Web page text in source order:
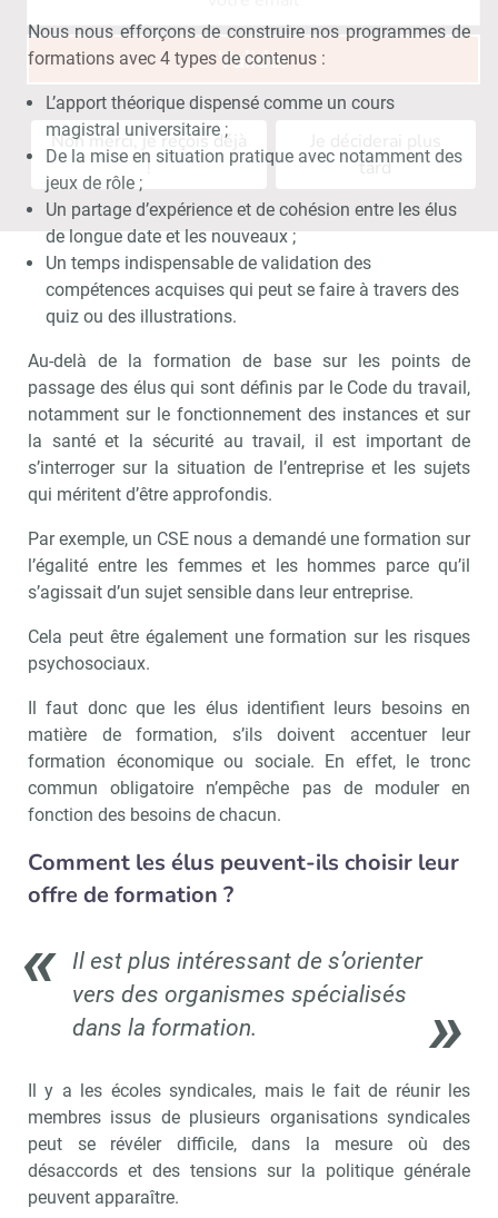
Nous nous efforçons de construire nos programmes de
formations avec 4 types de contenus :
L’apport théorique dispensé comme un cours
magistral universitaire ;
De la mise en situation pratique avec notamment des
jeux de rôle ;
Un partage d’expérience et de cohésion entre les élus
de longue date et les nouveaux ;
Un temps indispensable de validation des
compétences acquises qui peut se faire à travers des
quiz ou des illustrations.
Au-delà de la formation de base sur les points de
passage des élus qui sont définis par le Code du travail,
notamment sur le fonctionnement des instances et sur
la santé et la sécurité au travail, il est important de
s’interroger sur la situation de l’entreprise et les sujets
qui méritent d’être approfondis.
Par exemple, un CSE nous a demandé une formation sur
l’égalité entre les femmes et les hommes parce qu’il
s’agissait d’un sujet sensible dans leur entreprise.
Cela peut être également une formation sur les risques
psychosociaux.
Il faut donc que les élus identifient leurs besoins en
matière de formation, s’ils doivent accentuer leur
formation économique ou sociale. En effet, le tronc
commun obligatoire n’empêche pas de moduler en
fonction des besoins de chacun.
Comment les élus peuvent-ils choisir leur
offre de formation ?
Il est plus intéressant de s’orienter
vers des organismes spécialisés
dans la formation.
Il y a les écoles syndicales, mais le fait de réunir les
membres issus de plusieurs organisations syndicales
peut se révéler difficile, dans la mesure où des
désaccords et des tensions sur la politique générale
peuvent apparaître.
Valider
Non merci, je reçois déjà
!
tard